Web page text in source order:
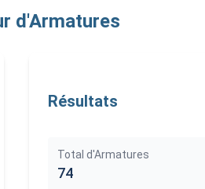
d'Armatures
Résultats
Total d'Armatures
74